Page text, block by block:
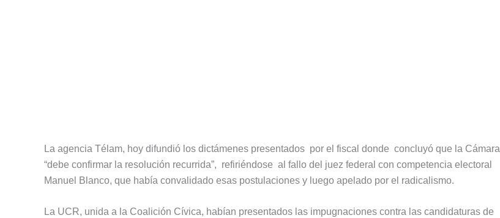
La agencia Télam, hoy difundió los dictámenes presentados por el fiscal donde concluyó que la Cámara
“debe confirmar la resolución recurrida”, refiriéndose al fallo del juez federal con competencia electoral
Manuel Blanco, que había convalidado esas postulaciones y luego apelado por el radicalismo.
La UCR, unida a la Coalición Cívica, habían presentados las impugnaciones contra las candidaturas de